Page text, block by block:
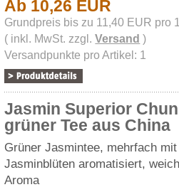
Ab 10,26 EUR
Grundpreis bis zu 11,40 EUR pro
( inkl. MwSt. zzgl.Versand )
Versandpunkte pro Artikel: 1
Jasmin Superior
grüner Tee aus China
Grüner Jasmintee, mehrfach
Jasminblüten aromatisiert,
Aroma